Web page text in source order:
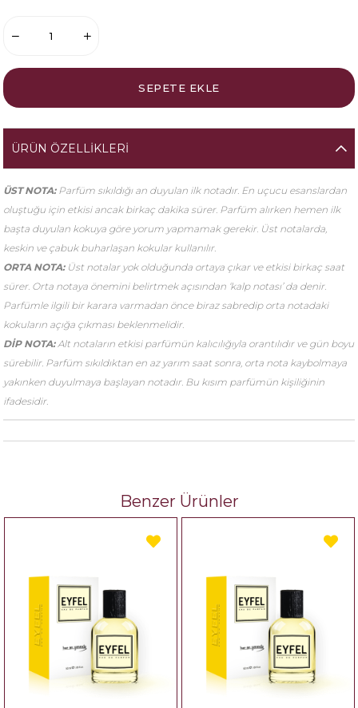
ÜRÜN ÖZELLIKLERI
ÜST NOTA:Parfüm sıkıldığı an duyulan ilk notadır. En uçucu esanslardan
oluştuğu için etkisi ancak birkaç dakika sürer. Parfüm alırken hemen ilk
başta duyulan kokuya göre yorum yapmamak gerekir. Üst notalarda,
keskin ve çabuk buharlaşan kokular kullanılır.
ORTA NOTA: Üst notalar yok olduğunda ortaya çıkar ve etkisi birkaç saat
sürer. Orta notaya önemini belirtmek açısından ‘kalp notası’ da denir.
Parfümle ilgili bir karara varmadan önce biraz sabredip orta notadaki
kokuların açığa çıkması beklenmelidir.
DİP NOTA:Alt notaların etkisi parfümün kalıcılığıyla orantılıdır ve gün boyu
sürebilir. Parfüm sıkıldıktan en az yarım saat sonra, orta nota kaybolmaya
yakınken duyulmaya başlayan notadır. Bu kısım parfümün kişiliğinin
ifadesidir.
Benzer Ürünler